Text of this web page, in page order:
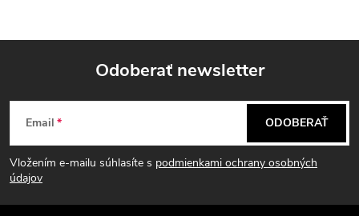
Z
á
p
Odoberať newsletter
Email
Vložením e-mailu súhlasíte s podmienkami ochrany osobných
údajov
ODOBERAŤ